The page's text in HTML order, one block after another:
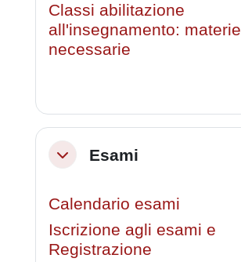
Classi abilitazione
all'insegnamento: materie
necessarie
MinimizzaEsami
Calendario esami
Iscrizione agli esami e
Registrazione